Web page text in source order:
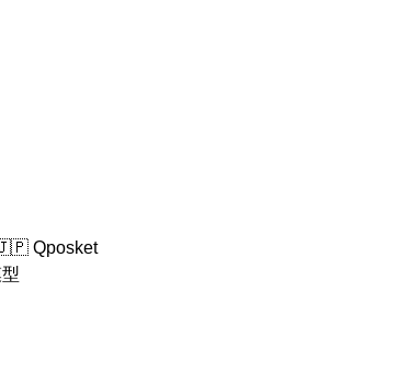
🇯🇵 Qposket
豆子 模型